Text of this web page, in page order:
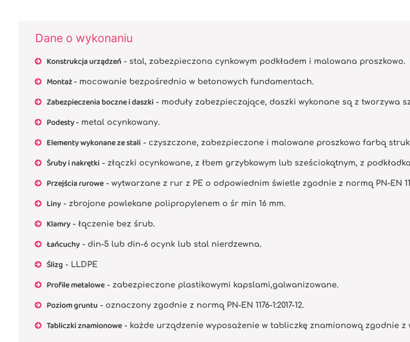
Dane o wykonaniu
Konstrukcja urządzeń - stal, zabezpieczona cynkowym podkładem i malowana proszkowo.
Montaż- mocowanie bezpośrednio w betonowych fundamentach.
Zabezpieczenia boczne i daszki - moduły zabezpieczające, daszki wykonane są z tworzywa
Podesty- metal ocynkowany.
Elementy wykonane ze stali - czyszczone, zabezpieczone i malowane proszkowo farbą
Śruby i nakrętki - złączki ocynkowane, z łbem grzybkowym lub sześciokątnym, z
Przejścia rurowe- wytwarzane z rur z PE o odpowiednim świetle zgodnie z normą PN-EN
Liny - zbrojone powlekane polipropylenem o śr min 16 mm.
Klamry - łączenie bez śrub.
Łańcuchy - din-5 lub din-6 ocynk lub stal nierdzewna.
Ślizg - LLDPE
Profile metalowe- zabezpieczone plastikowymi kapslami,galwanizowane.
Poziom gruntu - oznaczony zgodnie z normą PN-EN 1176-1:2017-12.
Tabliczki znamionowe- każde urządzenie wyposażenie w tabliczkę znamionową zgodnie z